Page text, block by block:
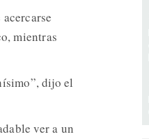
mientras
dijo el
ver a un